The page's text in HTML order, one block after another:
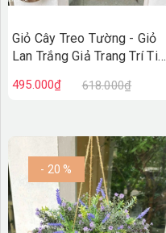
Giỏ Cây Treo Tường - Giỏ
Lan Trắng Giả Trang Trí Tiểu
495.000₫ 618.000₫
- 20 %